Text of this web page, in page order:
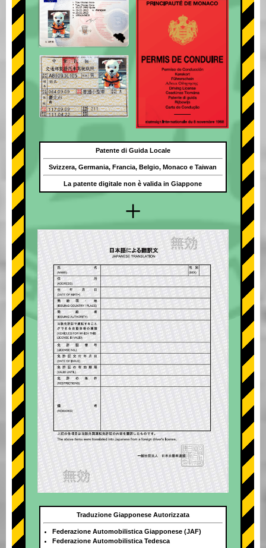
+
Patente di Guida Locale
Svizzera, Germania, Francia, Belgio, Monaco e Taiwan
La patente digitale non è valida in Giappone
Traduzione Giapponese Autorizzata
Federazione Automobilistica Giapponese (JAF)
Federazione Automobilistica Tedesca